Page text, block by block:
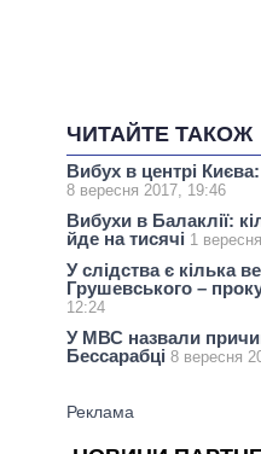
ЧИТАЙТЕ ТАКОЖ
Вибух в центрі
8 вересня 2017, 19:46
Вибухи в Балаклії:
йде на тисячі 1
У слідства є кілька
Грушевського –
12:24
У МВС назвали
Бессарабці 8 вересня